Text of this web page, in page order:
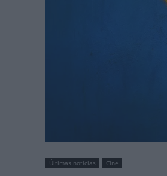
Últimas noticias Cine